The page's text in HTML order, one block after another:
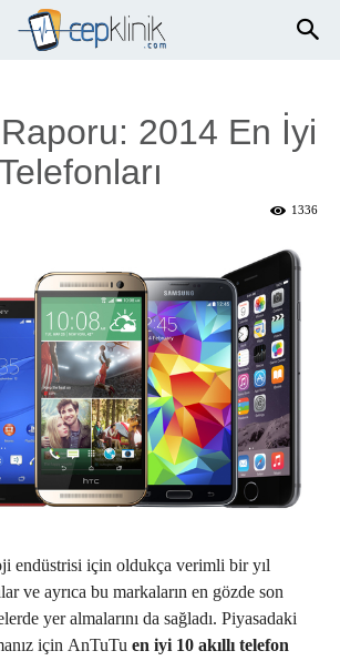
2014 En İyi
1336
endüstrisi için oldukça verimli bir yıl
ve ayrıca bu markaların en gözde son
yer almalarını da sağladı. Piyasadaki
için AnTuTu en iyi 10 akıllı telefon